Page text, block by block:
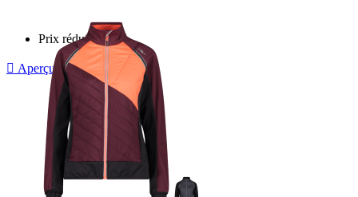
Prix réduit
 Aperçu rapide